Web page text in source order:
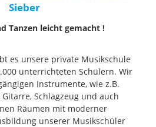
Sieber
Tanzen leicht gemacht !
es unsere private Musikschule
unterrichteten Schülern. Wir
Instrumente, wie z.B.
Schlagzeug und auch
Räumen mit moderner
unserer Musikschüler